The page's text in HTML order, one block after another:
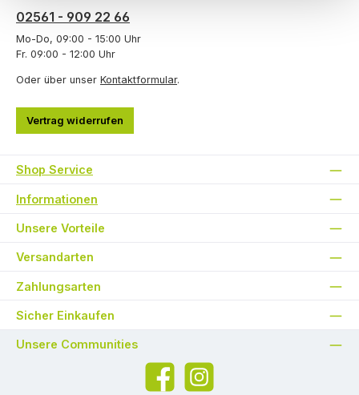
02561 - 909 22 66
Mo-Do, 09:00 - 15:00 Uhr
Fr. 09:00 - 12:00 Uhr
Oder über unser Kontaktformular.
Vertrag widerrufen
Shop Service
Informationen
Unsere Vorteile
Versandarten
Zahlungsarten
Sicher Einkaufen
Unsere Communities
FacebookInstagram